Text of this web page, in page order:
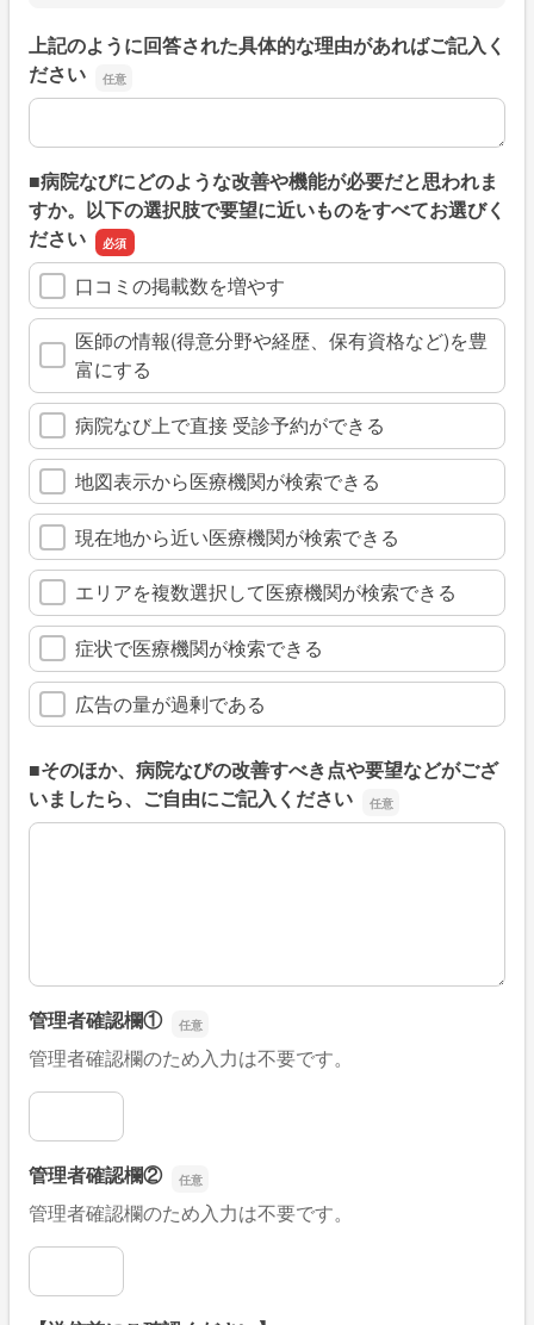
上記のように回答された具体的な理由があればご記入く
ださい
上記のように回答された具体的な理由があればご記入くだ
■病院なびにどのような改善や機能が必要だと思われま
すか。以下の選択肢で要望に近いものをすべてお選びく
ださい
口コミの掲載数を増やす
医師の情報(得意分野や経歴、保有資格など)を豊
富にする
病院なび上で直接 受診予約ができる
地図表示から医療機関が検索できる
現在地から近い医療機関が検索できる
エリアを複数選択して医療機関が検索できる
症状で医療機関が検索できる
広告の量が過剰である
■そのほか、病院なびの改善すべき点や要望などがござ
いましたら、ご自由にご記入ください
■そのほか、病院なびの改善すべき点や要望などがござい
管理者確認欄①
管理者確認欄のため入力は不要です。
管理者確認欄①
管理者確認欄②
管理者確認欄のため入力は不要です。
管理者確認欄②